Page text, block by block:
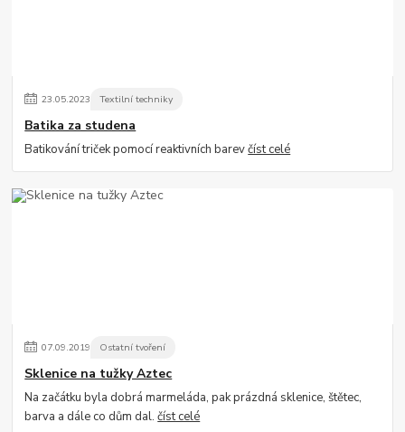
23.05.2023 Textilní techniky
Batika za studena
Batikování triček pomocí reaktivních barevčíst celé
07.09.2019 Ostatní tvoření
Sklenice na tužky Aztec
Na začátku byla dobrá marmeláda, pak prázdná sklenice, štětec,
barva a dále co dům dal.číst celé